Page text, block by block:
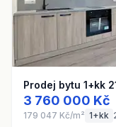
Prodej bytu 1+kk
3 760 000 Kč
179 047 Kč/m² 1+kk